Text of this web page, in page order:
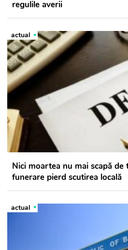
regulile averii
actual
Nici moartea nu mai scapă de
funerare pierd scutirea locală
actual